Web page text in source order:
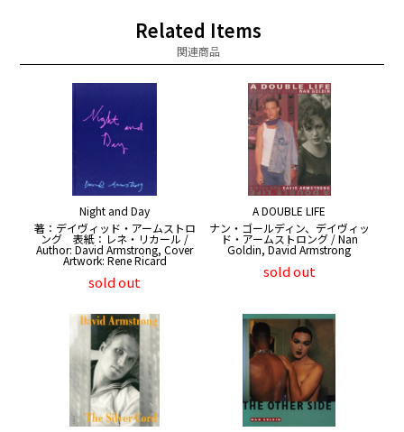
Related Items
関連商品
Night and Day
著：デイヴィッド・アームストロ
ング 表紙：レネ・リカール /
Author: David Armstrong, Cover
Artwork: Rene Ricard
sold out
A DOUBLE LIFE
ナン・ゴールディン、デイヴィッ
ド・アームストロング / Nan
Goldin, David Armstrong
sold out